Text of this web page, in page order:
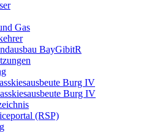
Gas
BayGibitR
Burg IV
Burg IV
(RSP)